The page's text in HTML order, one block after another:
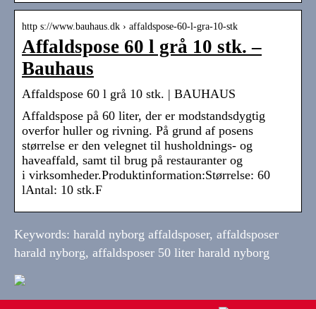
http s://www.bauhaus.dk › affaldspose-60-l-gra-10-stk
Affaldspose 60 l grå 10 stk. –
Bauhaus
Affaldspose 60 l grå 10 stk. | BAUHAUS
Affaldspose på 60 liter, der er modstandsdygtig
overfor huller og rivning. På grund af posens
størrelse er den velegnet til husholdnings- og
haveaffald, samt til brug på restauranter og
i virksomheder.Produktinformation:Størrelse: 60
lAntal: 10 stk.F
Keywords: harald nyborg affaldsposer, affaldsposer
harald nyborg, affaldsposer 50 liter harald nyborg